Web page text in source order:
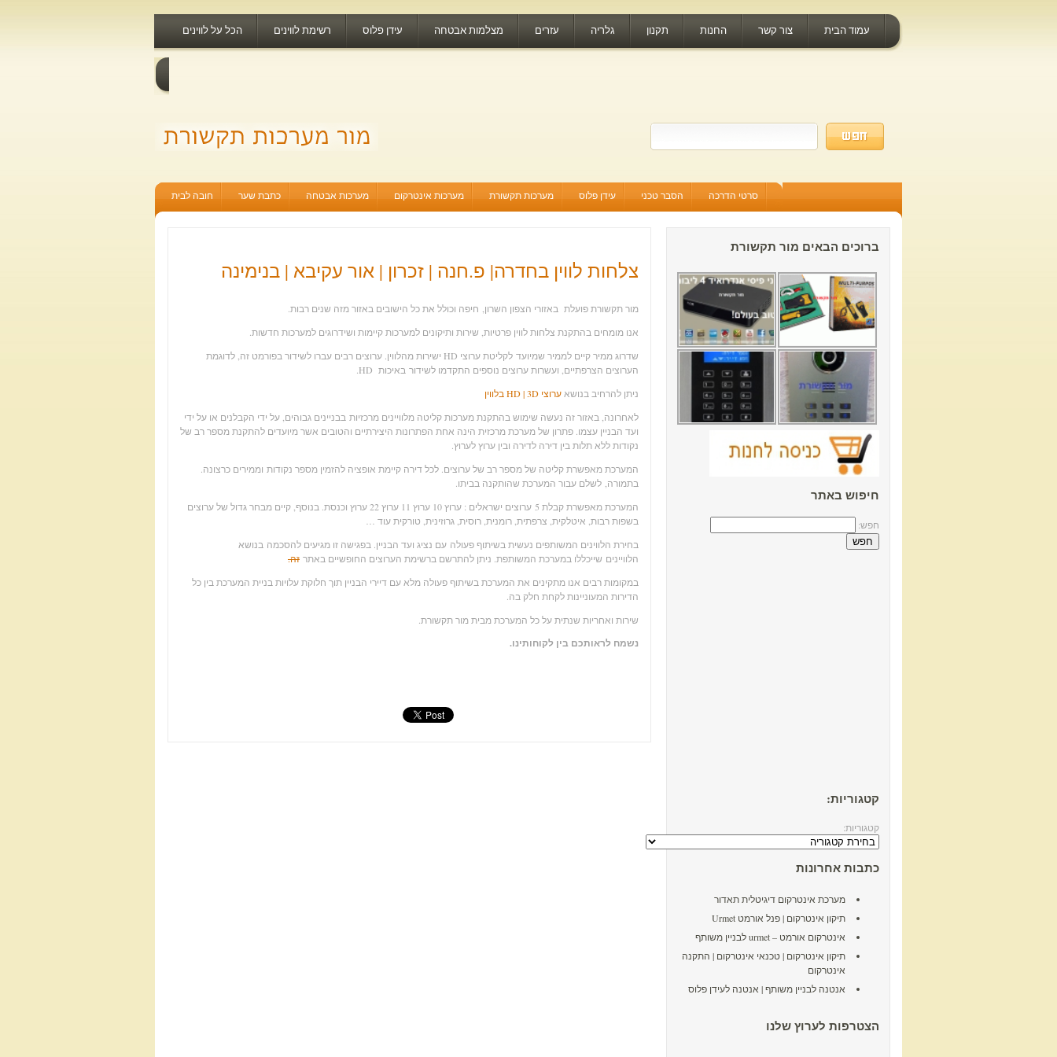
עמוד הבית צור קשר החנות תקנון גלריה עזרים מצלמות אבטחה עידן פלוס רשימת לווינים הכל על לווינים
חובה לבית כתבת שער מערכות אבטחה מערכות אינטרקום מערכות תקשורת עידן פלוס הסבר טכני סרטי הדרכה
צלחות לווין בחדרה| פ.חנה | זכרון | אור עקיבא | בנימינה
מור תקשורת פועלת באזורי הצפון השרון, חיפה וכולל את כל הישובים באזור מזה שנים רבות.
אנו מומחים בהתקנת צלחות לווין פרטיות, שירות ותיקונים למערכות קיימות ושידרוגים למערכות חדשות.
שדרוג ממיר קיים לממיר שמיועד לקליטת ערוצי HD ישירות מהלווין. ערוצים רבים עברו לשידור בפורמט זה, לדוגמת
הערוצים הצרפתיים, ועשרות ערוצים נוספים התקדמו לשידור באיכות HD.
ניתן להרחיב בנושאערוצי HD | 3D בלווין
לאחרונה, באזור זה נעשה שימוש בהתקנת מערכות קליטה מלוויינים מרכזיות בבניינים גבוהים, על ידי הקבלנים או על ידי
ועד הבניין עצמו. פתרון של מערכת מרכזית הינה אחת הפתרונות היצירתיים והטובים אשר מיועדים להתקנת מספר רב של
נקודות ללא תלות בין דירה לדירה ובין ערוץ לערוץ.
המערכת מאפשרת קליטה של מספר רב של ערוצים. לכל דירה קיימת אופציה להזמין מספר נקודות וממירים כרצונה.
בתמורה, לשלם עבור המערכת שהותקנה בביתו.
המערכת מאפשרת קבלת 5 ערוצים ישראלים : ערוץ 10 ערוץ 11 ערוץ 22 ערוץ וכנסת. בנוסף, קיים מבחר גדול של ערוצים
בשפות רבות, איטלקית, צרפתית, רומנית, רוסית, גרוזינית, טורקית עוד …
בחירת הלווינים המשותפים נעשית בשיתוף פעולה עם נציג ועד הבניין. בפגישה זו מגיעים להסכמה בנושא
הלוויינים שייכללו במערכת המשותפת. ניתן להתרשם ברשימת הערוצים החופשיים באתר זה.
במקומות רבים אנו מתקינים את המערכת בשיתוף פעולה מלא עם דיירי הבניין תוך חלוקת עלויות בניית המערכת בין כל
הדירות המעוניינות לקחת חלק בה.
שירות ואחריות שנתית על כל המערכת מבית מור תקשורת.
נשמח לראותכם בין לקוחותינו.
ברוכים הבאים מור תקשורת
חיפוש באתר
חפש:
קטגוריות:
קטגוריות:
כתבות אחרונות
מערכת אינטרקום דיגיטלית תאדור
תיקון אינטרקום | פנל אורמט Urmet
אינטרקום אורמט – urmet לבניין משותף
תיקון אינטרקום | טכנאי אינטרקום | התקנה
אינטרקום
אנטנה לבניין משותף | אנטנה לעידן פלוס
הצטרפות לערוץ שלנו